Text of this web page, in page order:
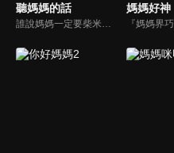
聽媽媽的話 媽媽好神